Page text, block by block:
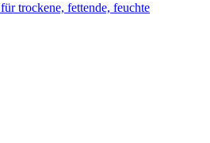
für trockene, fettende, feuchte